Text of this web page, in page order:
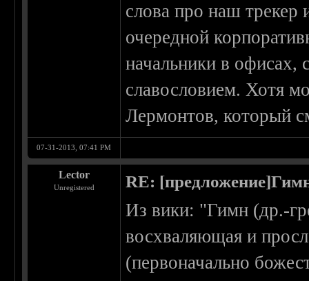
слова про наш трекер
очередной
начальники в офисах,
славословием. Хотя
Лермонтов, который
07-31-2013, 07:41 PM
Lector
Unregistered RE:
Из вики: "Гимн (др.-
восхваляющая и
(первоначально